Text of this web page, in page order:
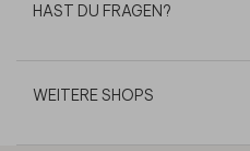
HAST DU FRAGEN?
WEITERE SHOPS